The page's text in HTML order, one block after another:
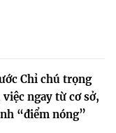
Chỉ chú trọng
ngay từ cơ sở,
“điểm nóng”